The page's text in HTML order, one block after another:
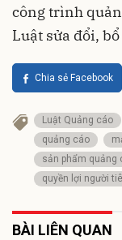
công trình
Luật sửa đổi,
Chia sẻ Facebook
Luật Quảng cáo
quảng cáo
sản phẩm quảng
quyền lợi người
BÀI LIÊN QUAN